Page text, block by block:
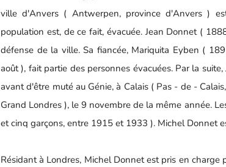
ville d'Anvers ( Antwerpen, province d'Anvers )
population est, de ce fait, évacuée. Jean Donnet (
défense de la ville. Sa fiancée, Mariquita Eyben (
août ), fait partie des personnes évacuées. Par la
avant d'être muté au Génie, à Calais ( Pas - de -
Grand Londres ), le 9 novembre de la même année.
et cinq garçons, entre 1915 et 1933 ). Michel Donnet
Résidant à Londres, Michel Donnet est pris en